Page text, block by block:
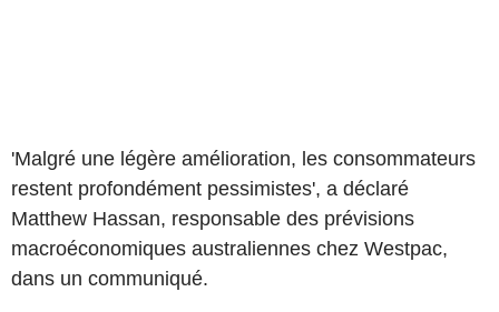
'Malgré une légère amélioration, les consommateurs
restent profondément pessimistes', a déclaré
Matthew Hassan, responsable des prévisions
macroéconomiques australiennes chez Westpac,
dans un communiqué.